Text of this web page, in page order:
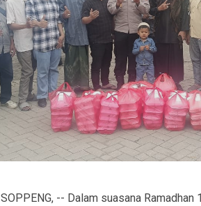
SOPPENG, -- Dalam suasana